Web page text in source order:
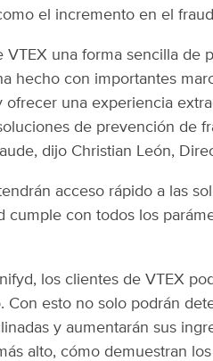
el incremento en el
una forma sencilla de
hecho con importantes
una experiencia
de prevención de
dijo Christian León,
acceso rápido a las
con todos los
los clientes de VTEX
esto no solo podrán
y aumentarán sus
alto, cómo demuestran